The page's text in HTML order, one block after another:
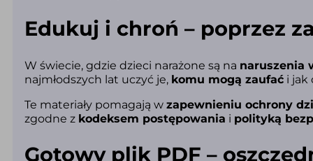
Edukuj i chroń – poprzez
W świecie, gdzie dzieci narażone są na naruszenia
najmłodszych lat uczyć je, komu mogą zaufać i jak
Te materiały pomagają wzapewnieniu ochrony
zgodne z kodeksem postępowania i polityką
Gotowy plik PDF –